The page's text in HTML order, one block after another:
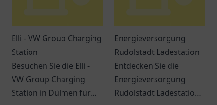
Elli - VW Group Charging
Station
Besuchen Sie die Elli -
VW Group Charging
Station in Dülmen für
Energieversorgung
Rudolstadt Ladestation
Entdecken Sie die
Energieversorgung
Rudolstadt Ladestation: